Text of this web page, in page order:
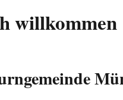
willkommen